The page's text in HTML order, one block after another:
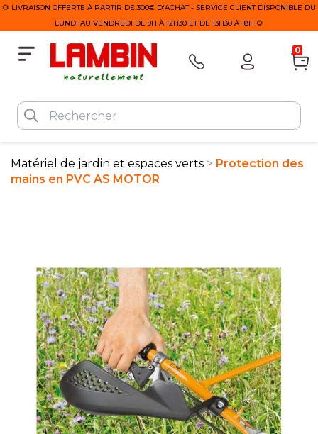
🌻 LIVRAISON OFFERTE À PARTIR DE 300€ D'ACHAT - SERVICE CLIENT DISPONIBLE DU
LUNDI AU VENDREDI DE 9H À 12H30 ET DE 13H30 À 18H 🌻
0
Matériel de jardin et espaces verts
Protection des
mains en PVC AS MOTOR